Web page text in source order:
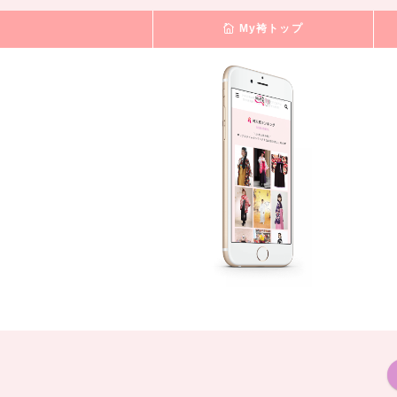
My袴トップ